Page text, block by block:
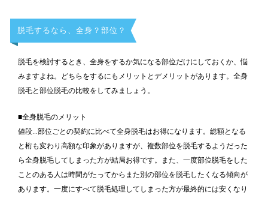
脱毛するなら、全身？部位？
脱毛を検討するとき、全身をするか気になる部位だけにしておくか、悩
みますよね。どちらをするにもメリットとデメリットがあります。全身
脱毛と部位脱毛の比較をしてみましょう。
■全身脱毛のメリット
値段…部位ごとの契約に比べて全身脱毛はお得になります。総額となる
と桁も変わり高額な印象がありますが、複数部位を脱毛するようだった
ら全身脱毛してしまった方が結局お得です。また、一度部位脱毛をした
ことのある人は時間がたってからまた別の部位を脱毛したくなる傾向が
あります。一度にすべて脱毛処理してしまった方が最終的には安くなり